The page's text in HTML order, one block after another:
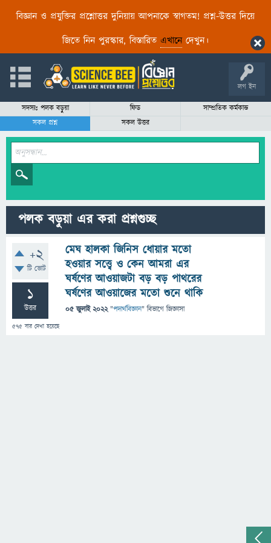
বিজ্ঞান ও প্রযুক্তির প্রশ্নোত্তর দুনিয়ায় আপনাকে স্বাগতম! প্রশ্ন-উত্তর দিয়ে
জিতে নিন পুরস্কার, বিস্তারিত এখানেদেখুন।
লগ ইন
সদস্যঃ পলক বড়ুয়া ফিড
সাম্প্রতিক কর্মকান্ড
সকল প্রশ্ন
সকল উত্তর
পলক বড়ুয়া এর করা প্রশ্নগুচ্ছ
+2
টি ভোট
1
উত্তর
575 বার দেখা হয়েছে
মেঘ হালকা জিনিস ধোয়ার মতো
হওয়ার সত্ত্বে ও কেন আমরা এর
ঘর্ষণের আওয়াজটা বড় বড় পাথরের
ঘর্ষণের আওয়াজের মতো শুনে থাকি
05 জুলাই 2022 "পদার্থবিজ্ঞান" বিভাগে জিজ্ঞাসা